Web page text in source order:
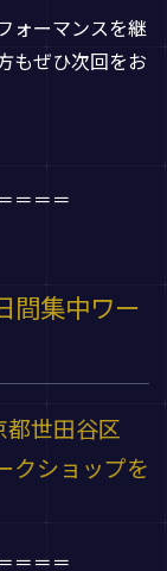
ォーマンスを継
もぜひ次回をお
＝＝＝
集中ワー
都世田谷区
クショップを
＝＝＝